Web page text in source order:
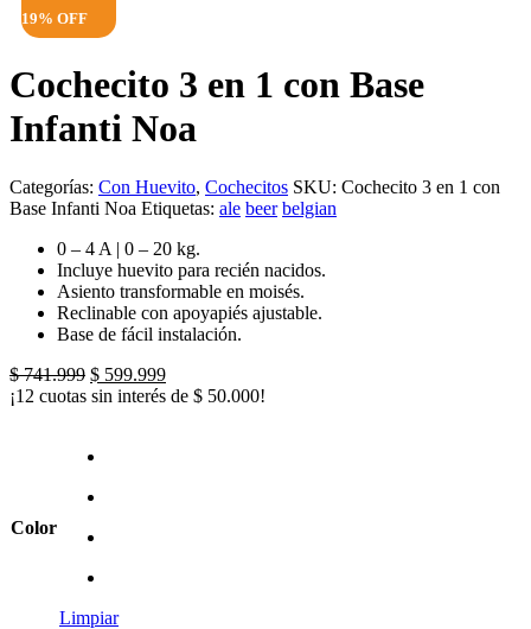
19% OFF
Cochecito 3 en 1 con Base
Infanti Noa
Categorías: Con Huevito, Cochecitos SKU: Cochecito 3 en 1 con
Base Infanti Noa Etiquetas: ale beer belgian
0 – 4 A | 0 – 20 kg.
Incluye huevito para recién nacidos.
Asiento transformable en moisés.
Reclinable con apoyapiés ajustable.
Base de fácil instalación.
$741.999 El
precio
$ 741.999.
$ 599.999El
precio
¡12 cuotas sin interés de $ 50.000!
Color
Limpiar